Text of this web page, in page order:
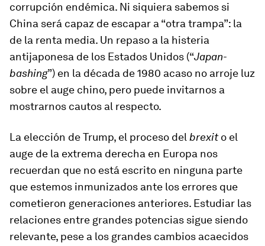
corrupción endémica. Ni siquiera sabemos si
China será capaz de escapar a “otra trampa”: la
de la renta media. Un repaso a la histeria
antijaponesa de los Estados Unidos (“Japan-
bashing”) en la década de 1980 acaso no arroje luz
sobre el auge chino, pero puede invitarnos a
mostrarnos cautos al respecto.
La elección de Trump, el proceso del brexito el
auge de la extrema derecha en Europa nos
recuerdan que no está escrito en ninguna parte
que estemos inmunizados ante los errores que
cometieron generaciones anteriores. Estudiar las
relaciones entre grandes potencias sigue siendo
relevante, pese a los grandes cambios acaecidos